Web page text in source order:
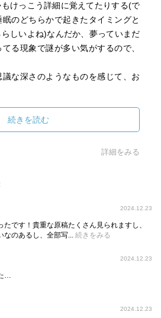
けっこう詳細に覚えてたりする(で
のどちらかで起きたタイミングと
しいよね)なんだか、夢っていまだ
る現象で謎が多い気がするので、
な深さのようなものを感じて、お
リド』は安定の気持ち悪さ！！(褒
飯を食べた直後などはダメですwお
も食欲が無くなりそう…w
のはやっぱり『ファッションモデ
LINEスタンプお気に入り♡
続きを読む
詳細をみる
2024.12.23
です！貴重な原稿たくさん見られますし、
なのあるし、全部写... 続きをみる
2024.12.23
…
2024.12.23